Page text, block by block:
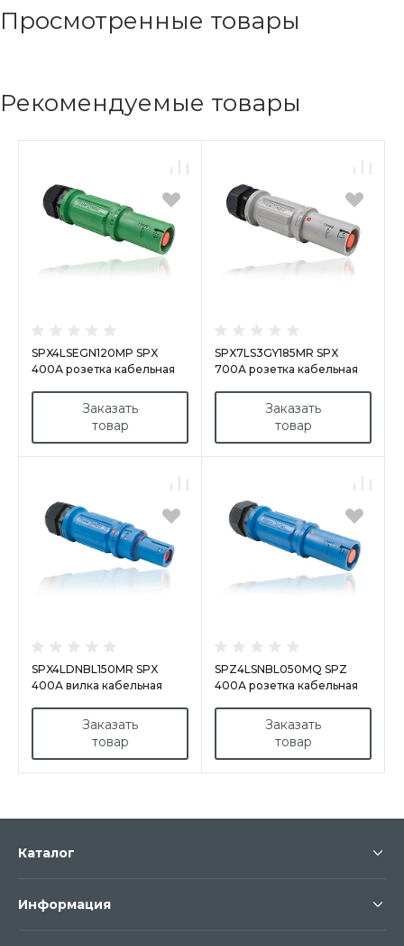
Просмотренные товары
Рекомендуемые товары
SPX4LSEGN120MP SPX
400А розетка кабельная
Заказать
товар
SPX7LS3GY185MR SPX
700А розетка кабельная
Заказать
товар
SPX4LDNBL150MR SPX
400А вилка кабельная
Заказать
товар
SPZ4LSNBL050MQ SPZ
400А розетка кабельная
Заказать
товар
Каталог
Информация